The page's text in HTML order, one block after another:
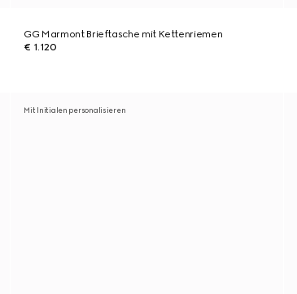
GG Marmont Brieftasche mit Kettenriemen
€ 1.120
Mit Initialen personalisieren